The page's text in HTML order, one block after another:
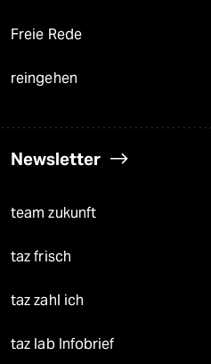
Freie Rede
reingehen
Newsletter
team zukunft
taz frisch
taz zahl ich
taz lab Infobrief